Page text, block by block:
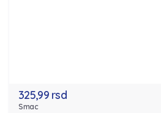
325,99 rsd
Smac